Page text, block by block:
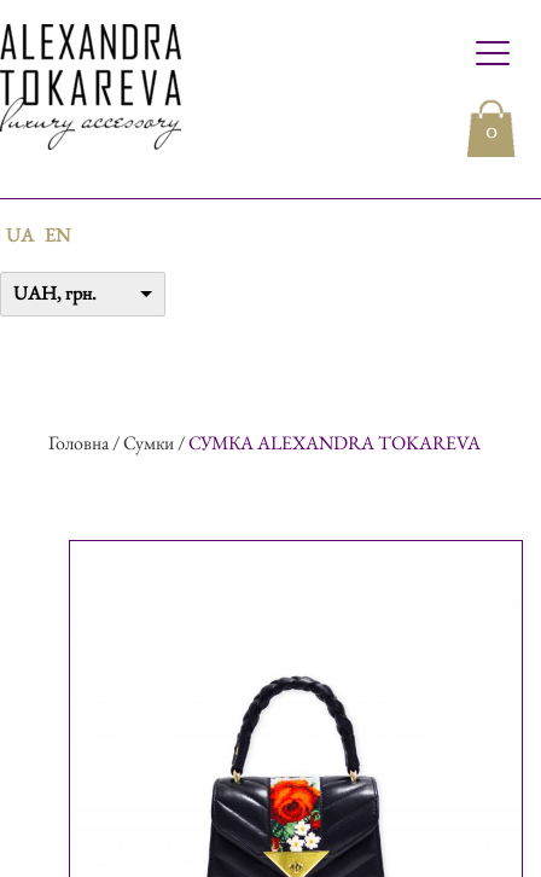
0
UA EN
UAH, грн.
Головна/Сумки/СУМКА ALEXANDRA TOKAREVA